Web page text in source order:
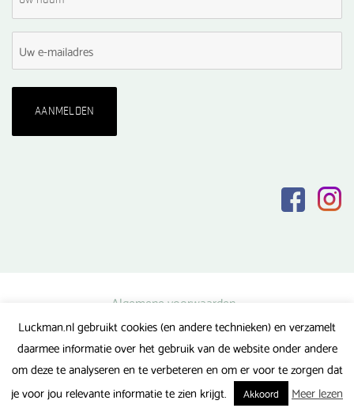
Algemene voorwaarden
Privacy verklaring
Veel gestelde vragen
Luckman.nl gebruikt cookies (en andere technieken) en verzamelt
daarmee informatie over het gebruik van de website onder andere
om deze te analyseren en te verbeteren en om er voor te zorgen dat
je voor jou relevante informatie te zien krijgt.
Akkoord Meer lezen